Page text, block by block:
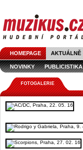
HOMEPAGE AKTUÁLNĚ
NOVINKY PUBLICISTIKA
FOTOGALERIE